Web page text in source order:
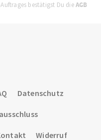
bestätigst Du dieAGB
Datenschutz
Widerruf